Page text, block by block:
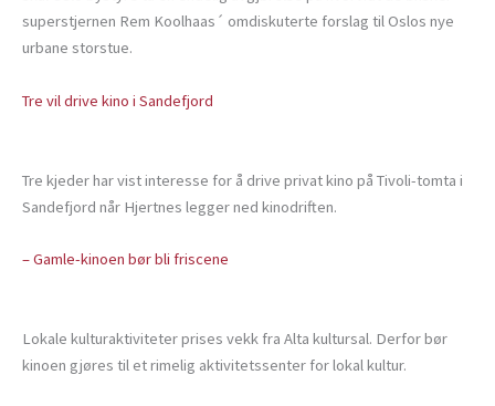
superstjernen Rem Koolhaas´ omdiskuterte forslag til Oslos nye
urbane storstue.
Tre vil drive kino i Sandefjord
Tre kjeder har vist interesse for å drive privat kino på Tivoli-tomta i
Sandefjord når Hjertnes legger ned kinodriften.
– Gamle-kinoen bør bli friscene
Lokale kulturaktiviteter prises vekk fra Alta kultursal. Derfor bør
kinoen gjøres til et rimelig aktivitetssenter for lokal kultur.